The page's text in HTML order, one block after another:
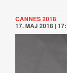
CANNES 2018
17. MAJ 2018 |